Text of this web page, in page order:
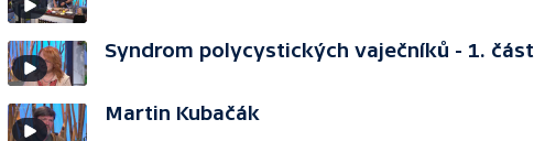
Syndrom polycystických vaječníků - 1. část
Martin Kubačák